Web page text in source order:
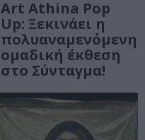
Art Athina Pop
Up: Ξεκινάει η
πολυαναμενόμενη
ομαδική έκθεση
στο Σύνταγμα!